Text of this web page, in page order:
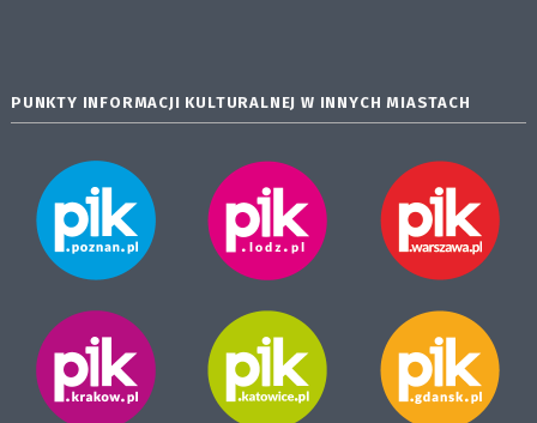
PUNKTY INFORMACJI KULTURALNEJ W INNYCH MIASTACH